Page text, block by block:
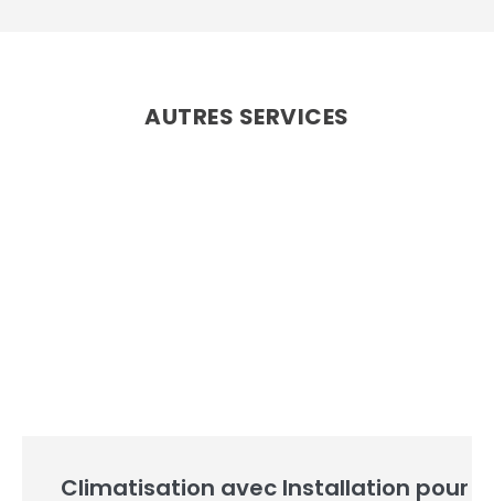
AUTRES SERVICES
Climatisation avec Installation pour